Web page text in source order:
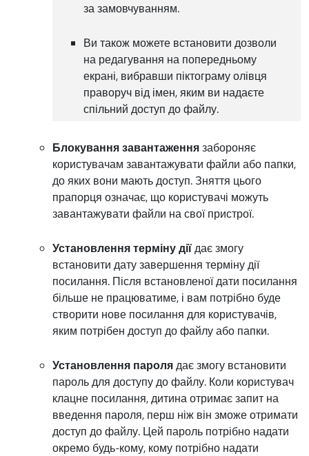
за замовчуванням.
Ви також можете встановити дозволи
на редагування на попередньому
екрані, вибравши піктограму олівця
праворуч від імен, яким ви надаєте
спільний доступ до файлу.
Блокування завантаженнязабороняє
користувачам завантажувати файли або папки,
до яких вони мають доступ. Зняття цього
прапорця означає, що користувачі можуть
завантажувати файли на свої пристрої.
Установлення терміну діїдає змогу
встановити дату завершення терміну дії
посилання. Після встановленої дати посилання
більше не працюватиме, і вам потрібно буде
створити нове посилання для користувачів,
яким потрібен доступ до файлу або папки.
Установлення паролядає змогу встановити
пароль для доступу до файлу. Коли користувач
клацне посилання, дитина отримає запит на
введення пароля, перш ніж він зможе отримати
доступ до файлу. Цей пароль потрібно надати
окремо будь-кому, кому потрібно надати